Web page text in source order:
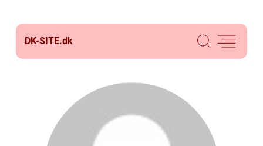
DK-SITE.dk